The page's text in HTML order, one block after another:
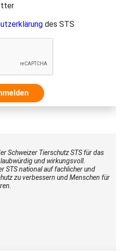
des STS
Schweizer Tierschutz STS für das
und wirkungsvoll.
STS national auf fachlicher und
zu verbessern und Menschen für